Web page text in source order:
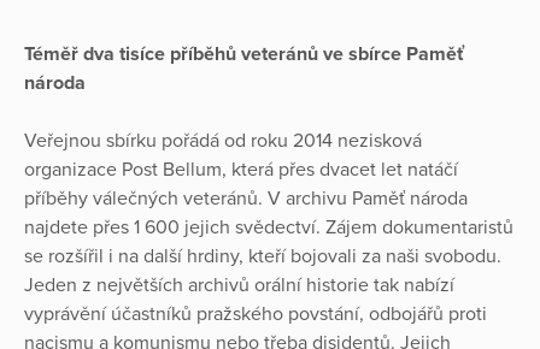
Téměř dva tisíce příběhů veteránů ve sbírce Paměť
národa
Veřejnou sbírku pořádá od roku 2014 nezisková
organizace Post Bellum, která přes dvacet let natáčí
příběhy válečných veteránů. V archivu Paměť národa
najdete přes 1 600 jejich svědectví. Zájem dokumentaristů
se rozšířil i na další hrdiny, kteří bojovali za naši svobodu.
Jeden z největších archivů orální historie tak nabízí
vyprávění účastníků pražského povstání, odbojářů proti
nacismu a komunismu nebo třeba disidentů. Jejich